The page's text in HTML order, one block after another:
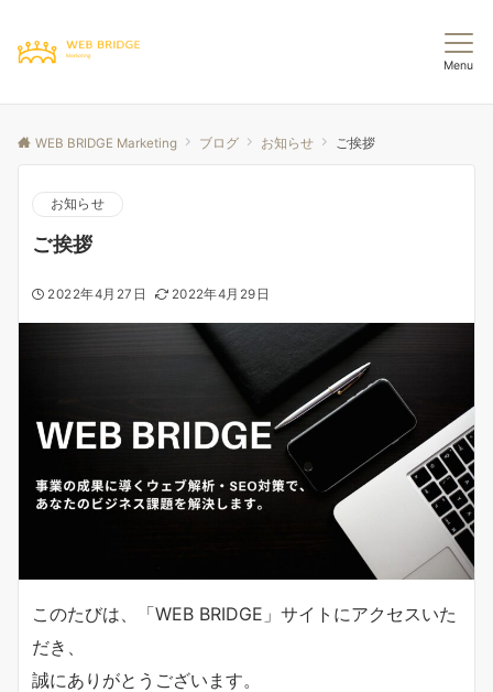
Menu
WEB BRIDGE Marketing ブログ お知らせ ご挨拶
お知らせ
ご挨拶
2022年4月27日 2022年4月29日
このたびは、「WEB BRIDGE」サイトにアクセスいた
だき、
誠にありがとうございます。